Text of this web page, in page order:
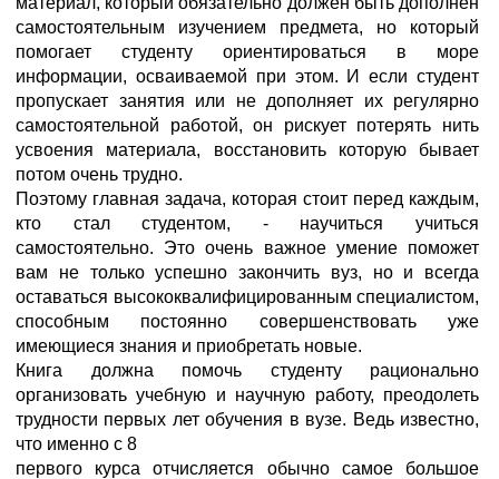
самостоятельным изучением предмета, но который
помогает студенту ориентироваться в море
информации, осваиваемой при этом. И если студент
пропускает занятия или не дополняет их регулярно
самостоятельной работой, он рискует потерять нить
усвоения материала, восстановить которую бывает
потом очень трудно.
Поэтому главная задача, которая стоит перед каждым,
кто стал студентом, - научиться учиться
самостоятельно. Это очень важное умение поможет
вам не только успешно закончить вуз, но и всегда
оставаться высококвалифицированным специалистом,
способным постоянно совершенствовать уже
имеющиеся знания и приобретать новые.
Книга должна помочь студенту рационально
организовать учебную и научную работу, преодолеть
трудности первых лет обучения в вузе. Ведь известно,
что именно с 8
первого курса отчисляется обычно самое большое